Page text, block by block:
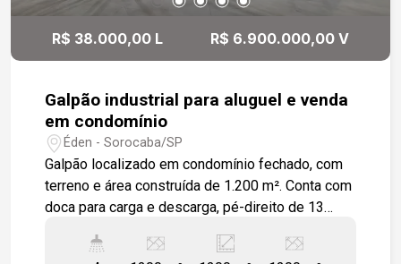
R$ 38.000,00 L R$ 6.900.000,00 V
Galpão industrial para aluguel e venda
em condomínio
Éden - Sorocaba/SP
Galpão localizado em condomínio fechado, com
terreno e área construída de 1.200 m². Conta com
doca para carga e descarga, pé-direito de 13
e estrutura preparada para instalação de ponte